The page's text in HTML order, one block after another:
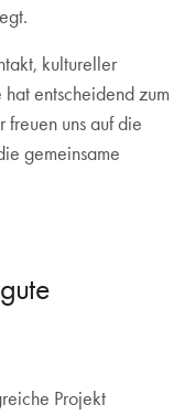
kultureller
entscheidend zum
uns auf die
gemeinsame
Projekt